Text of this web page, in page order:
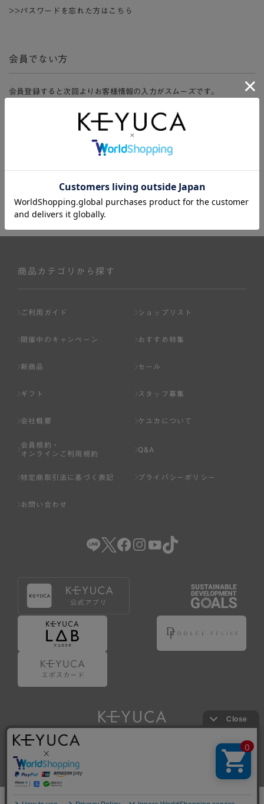
>>パスワードを忘れた方はこちら
会員でない方
会員登録すると次回よりお客様情報の入力がスムーズです。
ージ、購入履歴をご利用いただけます。
商品カテゴリから探す
ご利用ガイド ショップリスト
開催中のキャンペーン おすすめ特集
新商品 セール
ギフト スタッフ募集
会社概要 ケユカについて
会員規約・
オンラインご利用規約
Q&A
特定商取引法に基づく表記 プライバシーポリシー
お問い合わせ
Copyright © KAWAJUN Co., Ltd. All Rights Reserved.